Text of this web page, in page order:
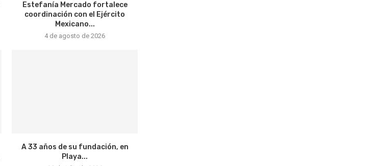
Estefanía Mercado fortalece
coordinación con el Ejército
Mexicano...
4 de agosto de 2026
A 33 años de su fundación, en
Playa...